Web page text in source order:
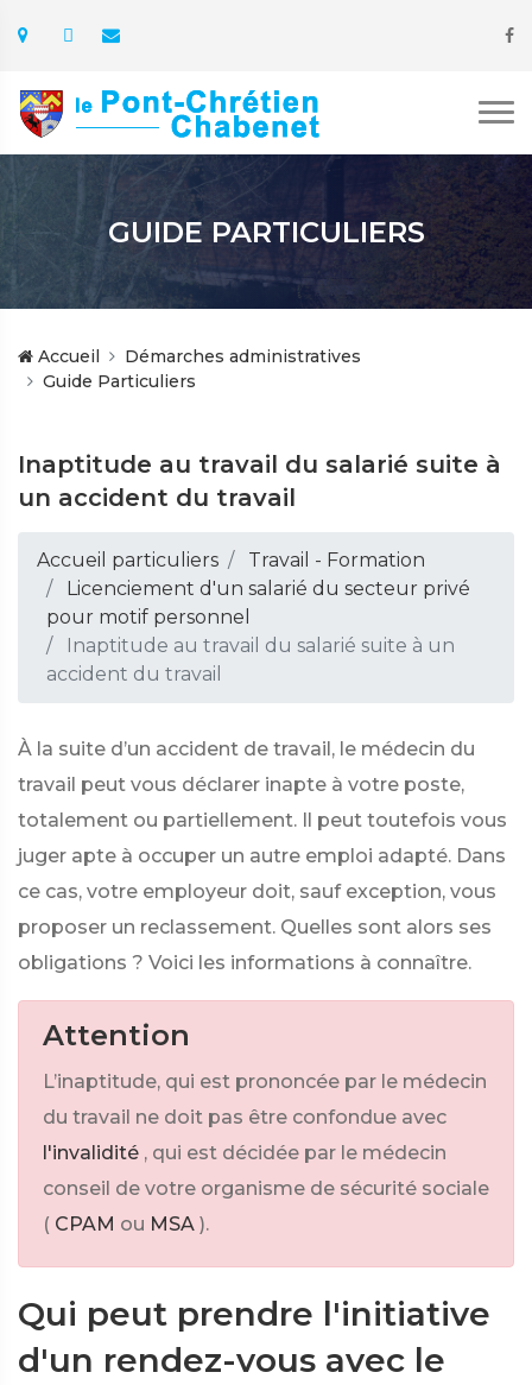
GUIDE PARTICULIERS
Accueil
Démarches administratives
Guide Particuliers
Inaptitude au travail du salarié suite à
un accident du travail
Accueil particuliers
Travail - Formation
Licenciement d'un salarié du secteur privé
pour motif personnel
Inaptitude au travail du salarié suite à un
accident du travail
À la suite d’un accident de travail, le médecin du
travail peut vous déclarer inapte à votre poste,
totalement ou partiellement. Il peut toutefois vous
juger apte à occuper un autre emploi adapté. Dans
ce cas, votre employeur doit, sauf exception, vous
proposer un reclassement. Quelles sont alors ses
obligations ? Voici les informations à connaître.
Attention
L’inaptitude, qui est prononcée par le médecin
du travail ne doit pas être confondue avec
l'invalidité , qui est décidée par le médecin
conseil de votre organisme de sécurité sociale
( CPAM ou MSA ).
Qui peut prendre l'initiative
d'un rendez-vous avec le